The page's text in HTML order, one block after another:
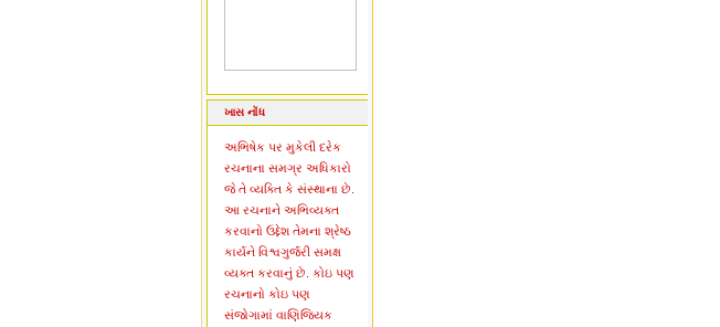
ખાસ નોંધ
અભિષેક પર મુકેલી દરેક
રચનાના સમગ્ર અધિકારો
જે તે વ્યક્તિ કે સંસ્થાના છે.
આ રચનાને અભિવ્યક્ત
કરવાનો ઉદ્દેશ તેમના શ્રેષ્ઠ
કાર્યને વિશ્વગુર્જરી સમક્ષ
વ્યક્ત કરવાનું છે. કોઇ પણ
રચનાનો કોઇ પણ
સંજોગામાં વાણિજ્યિક